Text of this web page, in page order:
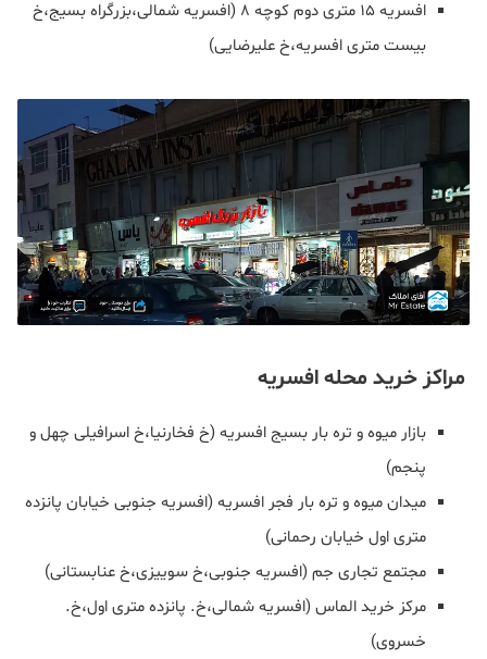
افسریه 15 متری دوم کوچه 8 (افسریه شمالی،بزرگراه بسیج،خ
بیست متری افسریه،خ علیرضایی)
مراکز خرید محله افسریه
بازار میوه و تره بار بسیج افسریه (خ فخارنیا،خ اسرافیلی چهل و
پنجم)
میدان میوه و تره بار فجر افسریه (افسریه جنوبی خیابان پانزده
متری اول خیابان رحمانی)
مجتمع تجاری جم (افسریه جنوبی،خ سوییزی،خ عنابستانی)
مرکز خرید الماس (افسریه شمالی،خ. پانزده متری اول،خ.
خسروی)